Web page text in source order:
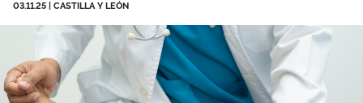
03.11.25 CASTILLA Y LEÓN